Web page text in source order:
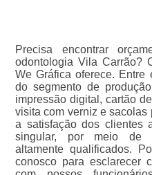
Precisa encontrar
odontologia Vila Carrão?
We Gráfica oferece. Entre
do segmento de
impressão digital, cartão
visita com verniz e sacolas
a satisfação dos clientes
singular, por meio de
altamente qualificados.
conosco para esclarecer